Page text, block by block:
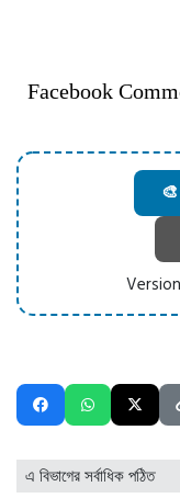
Facebook
এ বিভাগের সর্বাধিক পঠিত